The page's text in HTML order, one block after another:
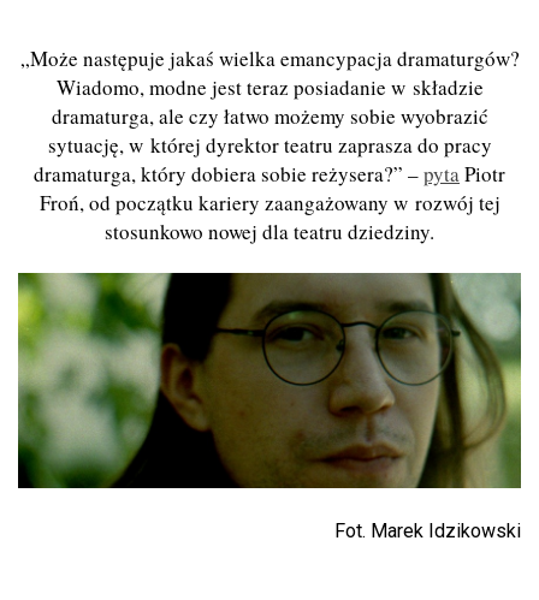
„Może następuje jakaś wielka emancypacja dramaturgów?
Wiadomo, modne jest teraz posiadanie w składzie
dramaturga, ale czy łatwo możemy sobie wyobrazić
sytuację, w której dyrektor teatru zaprasza do pracy
dramaturga, który dobiera sobie reżysera?” –pytaPiotr
Froń, od początku kariery zaangażowany w rozwój tej
stosunkowo nowej dla teatru dziedziny.
Fot. Marek Idzikowski